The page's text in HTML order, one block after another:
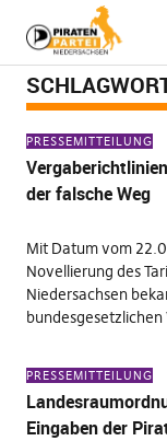
PRESSEMITTEILUNG
der falsche Weg
Mit Datum vom
Novellierung des
Niedersachsen
PRESSEMITTEILUNG
Eingaben der